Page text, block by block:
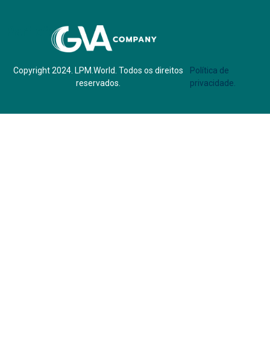
Copyright 2024. LPM.World. Todos os direitos
reservados.
Política de
privacidade.